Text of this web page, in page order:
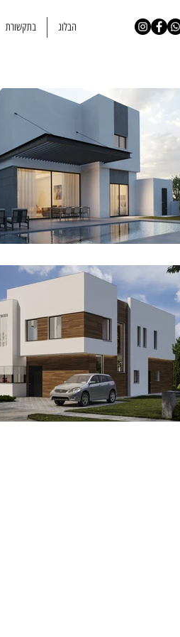
בתקשורת הבלוג